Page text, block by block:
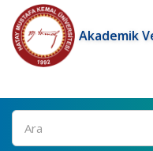
Akademik
Ara